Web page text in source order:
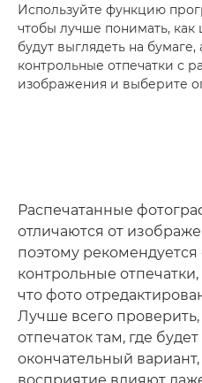
Используйте функцию
чтобы лучше понимать, как
будут выглядеть на бумаге,
контрольные отпечатки с
изображения и выберите
Распечатанные
отличаются от
поэтому
контрольные
что фото
Лучше всего проверить,
отпечаток там, где
окончательный
восприятие влияют